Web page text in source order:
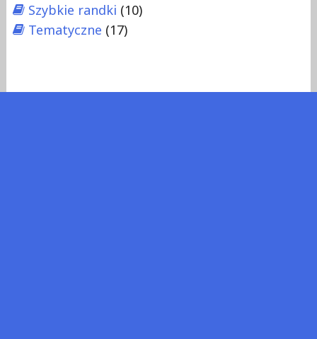
Szybkie randki (10)
Tematyczne (17)